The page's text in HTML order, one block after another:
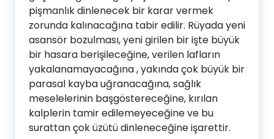
pişmanlık dinlenecek bir karar vermek
zorunda kalınacağına tabir edilir. Rüyada yeni
asansör bozulması, yeni girilen bir işte büyük
bir hasara berişileceğine, verilen lafların
yakalanamayacağına , yakında çok büyük bir
parasal kayba uğranacağına, sağlık
meselelerinin başgöstereceğine, kırılan
kalplerin tamir edilemeyeceğine ve bu
surattan çok üzütü dinleneceğine işarettir.